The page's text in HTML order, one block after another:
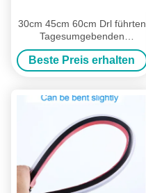
30cm 45cm 60cm Drl führten
Tagesumgebenden
positionslampe-Auto Neon-
EL-Draht
Beste Preis erhalten